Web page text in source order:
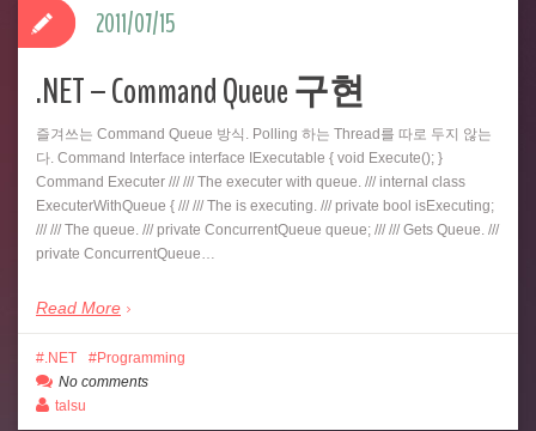
.NET – Command Queue 구현
즐겨쓰는 Command Queue 방식. Polling 하는 Thread를 따로 두지 않는
다. Command Interface interface IExecutable { void Execute(); }
Command Executer /// /// The executer with queue. /// internal class
ExecuterWithQueue { /// /// The is executing. /// private bool isExecuting;
/// /// The queue. /// private ConcurrentQueue queue; /// /// Gets Queue. ///
private ConcurrentQueue…
Read More
2011/07/15
.NET
Programming
No comments
talsu